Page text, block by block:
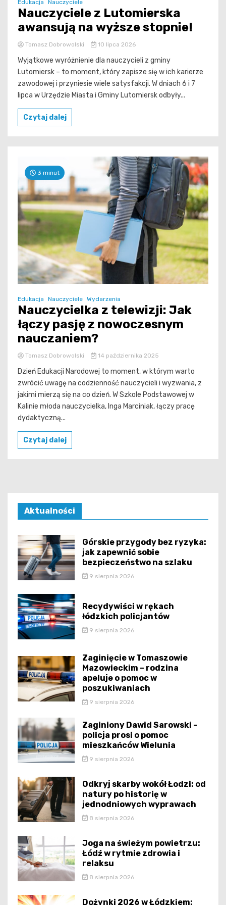
Edukacja Nauczyciele
Nauczyciele z Lutomierska
awansują na wyższe stopnie!
Tomasz Dobrowolski 10 lipca 2026
Wyjątkowe wyróżnienie dla nauczycieli z gminy
Lutomiersk – to moment, który zapisze się w ich karierze
zawodowej i przyniesie wiele satysfakcji. W dniach 6 i 7
lipca w Urzędzie Miasta i Gminy Lutomiersk odbyły...
Czytaj dalej
3 minut
Edukacja Nauczyciele Wydarzenia
Nauczycielka z telewizji: Jak
łączy pasję z nowoczesnym
nauczaniem?
Tomasz Dobrowolski 14 października 2025
Dzień Edukacji Narodowej to moment, w którym warto
zwrócić uwagę na codzienność nauczycieli i wyzwania, z
jakimi mierzą się na co dzień. W Szkole Podstawowej w
Kalinie młoda nauczycielka, Inga Marciniak, łączy pracę
dydaktyczną...
Czytaj dalej
Aktualności
Górskie przygody bez ryzyka:
jak zapewnić sobie
bezpieczeństwo na szlaku
9 sierpnia 2026
Recydywiści w rękach
łódzkich policjantów
9 sierpnia 2026
Zaginięcie w Tomaszowie
Mazowieckim – rodzina
apeluje o pomoc w
poszukiwaniach
9 sierpnia 2026
Zaginiony Dawid Sarowski –
policja prosi o pomoc
mieszkańców Wielunia
9 sierpnia 2026
Odkryj skarby wokół Łodzi: od
natury po historię w
jednodniowych wyprawach
8 sierpnia 2026
Joga na świeżym powietrzu:
Łódź w rytmie zdrowia i
relaksu
8 sierpnia 2026
Dożynki 2026 w Łódzkiem: